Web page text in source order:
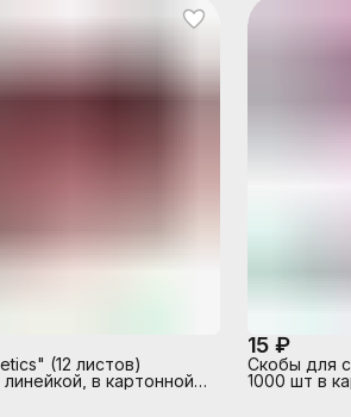
(12 листов)
в картонной
15 ₽
Скобы для
1000 шт в